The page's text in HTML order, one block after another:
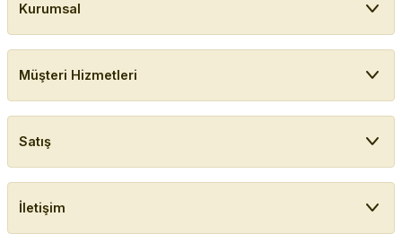
Kurumsal
Müşteri Hizmetleri
Satış
İletişim